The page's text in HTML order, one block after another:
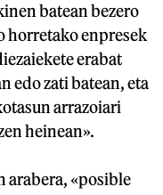
batean bezero
horretako enpresek
erabat
edo zati batean, eta
arrazoiari
heinean».
arabera, «posible